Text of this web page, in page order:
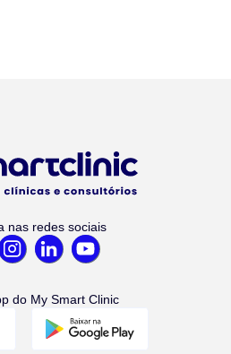
nas redes sociais
do My Smart Clinic